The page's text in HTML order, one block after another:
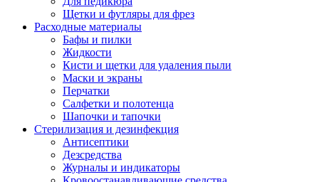
Щетки и футляры для фрез
Расходные материалы
Бафы и пилки
Жидкости
Кисти и щетки для удаления пыли
Маски и экраны
Перчатки
Салфетки и полотенца
Шапочки и тапочки
Стерилизация и дезинфекция
Антисептики
Дезсредства
Журналы и индикаторы